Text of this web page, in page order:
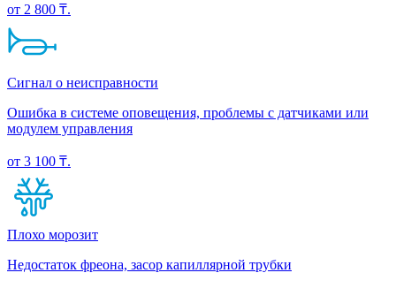
от 2 800 ₸.
Сигнал о неисправности
Ошибка в системе оповещения, проблемы с датчиками или
модулем управления
от 3 100 ₸.
Плохо морозит
Недостаток фреона, засор капиллярной трубки